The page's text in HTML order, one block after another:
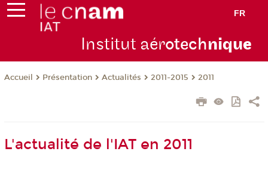
FR
Institut aérotechnique
Accueil Présentation Actualités 2011-2015 2011
L'actualité de l'IAT en 2011